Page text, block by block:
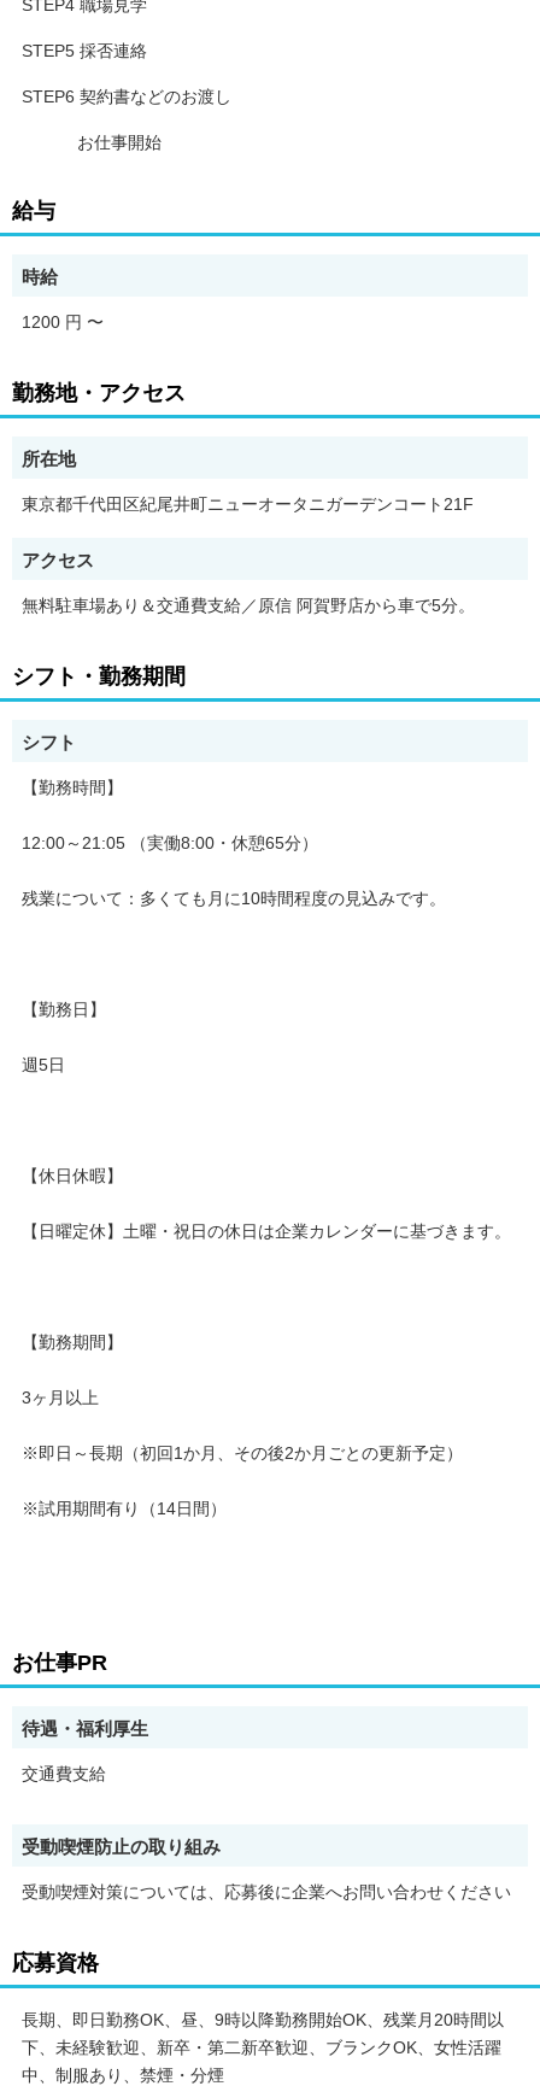
STEP4 職場見学
STEP5 採否連絡
STEP6 契約書などのお渡し
お仕事開始
給与
時給
1200 円 〜
勤務地・アクセス
所在地
東京都千代田区紀尾井町ニューオータニガーデンコート21F
アクセス
無料駐車場あり＆交通費支給／原信 阿賀野店から車で5分。
シフト・勤務期間
シフト
【勤務時間】
12:00～21:05 （実働8:00・休憩65分）
残業について：多くても月に10時間程度の見込みです。
【勤務日】
週5日
【休日休暇】
【日曜定休】土曜・祝日の休日は企業カレンダーに基づきます。
【勤務期間】
3ヶ月以上
※即日～長期（初回1か月、その後2か月ごとの更新予定）
※試用期間有り（14日間）
お仕事PR
待遇・福利厚生
交通費支給
受動喫煙防止の取り組み
受動喫煙対策については、応募後に企業へお問い合わせください
応募資格
長期、即日勤務OK、昼、9時以降勤務開始OK、残業月20時間以
下、未経験歓迎、新卒・第二新卒歓迎、ブランクOK、女性活躍
中、制服あり、禁煙・分煙